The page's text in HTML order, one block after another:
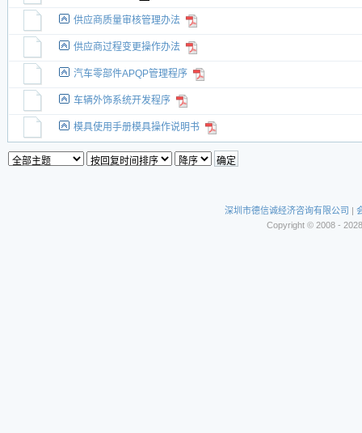
供应商质量审核管理办法
供应商过程变更操作办法
汽车零部件APQP管理程序
车辆外饰系统开发程序
模具使用手册模具操作说明书
深圳市德信诚经济咨询有限公司 |
Copyright © 2008 -